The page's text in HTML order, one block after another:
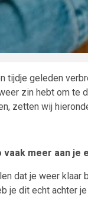
tijdje geleden
zin hebt om te
zetten wij
meer aan je
dat je weer
je dit echt achter